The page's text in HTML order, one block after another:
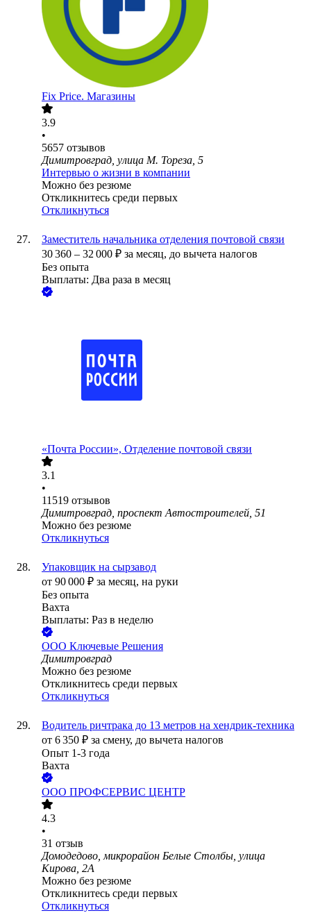
Fix Price. Магазины
3.9
•
5657 отзывов
Димитровград, улица М. Тореза, 5
Интервью о жизни в компании
Можно без резюме
Откликнитесь среди первых
Откликнуться
Заместитель начальника отделения почтовой связи
30 360 – 32 000 ₽ за месяц, до вычета налогов
Без опыта
Выплаты: Два раза в месяц
«Почта России», Отделение почтовой связи
3.1
•
11519 отзывов
Димитровград, проспект Автостроителей, 51
Можно без резюме
Откликнуться
Упаковщик на сырзавод
от 90 000 ₽ за месяц, на руки
Без опыта
Вахта
Выплаты: Раз в неделю
ООО Ключевые Решения
Димитровград
Можно без резюме
Откликнитесь среди первых
Откликнуться
Водитель ричтрака до 13 метров на хендрик-техника
от 6 350 ₽ за смену, до вычета налогов
Опыт 1-3 года
Вахта
ООО ПРОФСЕРВИС ЦЕНТР
4.3
•
31 отзыв
Домодедово, микрорайон Белые Столбы, улица
Кирова, 2А
Можно без резюме
Откликнитесь среди первых
Откликнуться